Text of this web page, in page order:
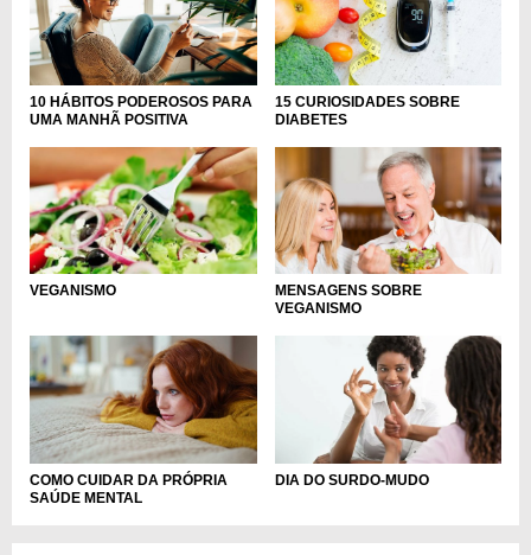
10 HÁBITOS PODEROSOS PARA
UMA MANHÃ POSITIVA
15 CURIOSIDADES SOBRE
DIABETES
VEGANISMO
MENSAGENS SOBRE
VEGANISMO
COMO CUIDAR DA PRÓPRIA
SAÚDE MENTAL
DIA DO SURDO-MUDO